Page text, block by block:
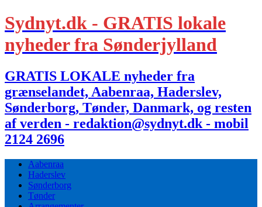
Sydnyt.dk - GRATIS lokale
nyheder fra Sønderjylland
GRATIS LOKALE nyheder fra
grænselandet, Aabenraa, Haderslev,
Sønderborg, Tønder, Danmark, og resten
af verden - redaktion@sydnyt.dk - mobil
2124 2696
Aabenraa
Haderslev
Sønderborg
Tønder